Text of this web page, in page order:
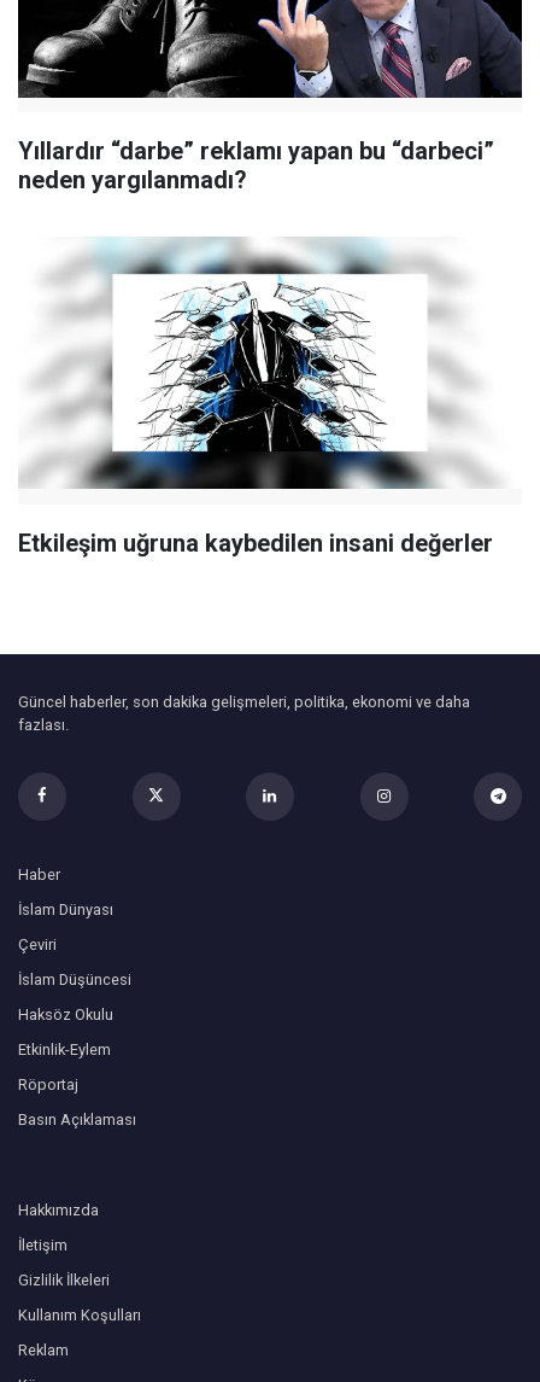
Yıllardır “darbe” reklamı yapan bu “darbeci”
neden yargılanmadı?
Etkileşim uğruna kaybedilen insani değerler
Güncel haberler, son dakika gelişmeleri, politika, ekonomi ve daha
fazlası.
Haber
İslam Dünyası
Çeviri
İslam Düşüncesi
Haksöz Okulu
Etkinlik-Eylem
Röportaj
Basın Açıklaması
Hakkımızda
İletişim
Gizlilik İlkeleri
Kullanım Koşulları
Reklam